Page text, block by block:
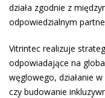
działa zgodnie z
odpowiedzialnym
Vitrintec realizuje
odpowiadające na
węglowego, działanie
czy budowanie